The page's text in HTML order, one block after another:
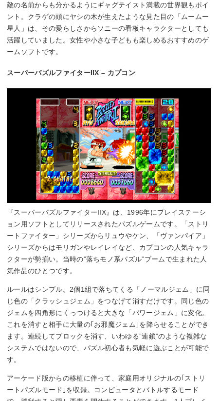
敵の名前からも分かるようにギャグテイスト満載の世界観もポイ
ント。クラゲの頭にヤシの木が生えたような見た目の「ムームー
星人」は、その愛らしさからソニーの看板キャラクターとしても
活躍していました。女性や小さな子どもも楽しめるおすすめのゲ
ームソフトです。
スーパーパズルファイターIIX – カプコン
『スーパーパズルファイターIIX』は、1996年にプレイステーシ
ョン用ソフトとしてリリースされたパズルゲームです。「ストリ
ートファイター」シリーズからリュウやケン、「ヴァンパイア」
シリーズからはモリガンやレイレイなど、カプコンの人気キャラ
クターが勢揃い。当時の”落ちモノ系パズル”ブームで生まれた人
気作品のひとつです。
ルールはシンプル。2個1組で落ちてくる「ノーマルジェム」に同
じ色の「クラッシュジェム」をつなげて消すだけです。同じ色の
ジェムを四角形にくっつけると大きな「パワージェム」に変化。
これを消すと相手に大量の｢お邪魔ジェム｣を降らせることができ
ます。連続してブロックを消す、いわゆる”連鎖”のような複雑な
システムではないので、パズル初心者も気軽に遊ぶことが可能で
す。
アーケード版からの移植に伴って、家庭用オリジナルの｢ストリ
ートパズルモード｣を収録。コンピュータとバトルするモード